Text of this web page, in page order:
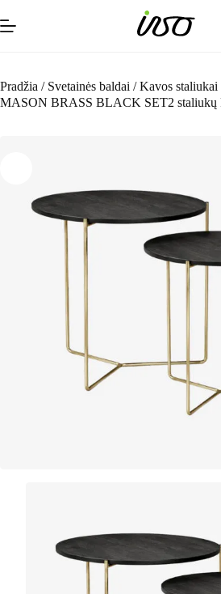
to
content
Pradžia / Svetainės baldai / Kavos staliukai
MASON BRASS BLACK SET2 staliukų